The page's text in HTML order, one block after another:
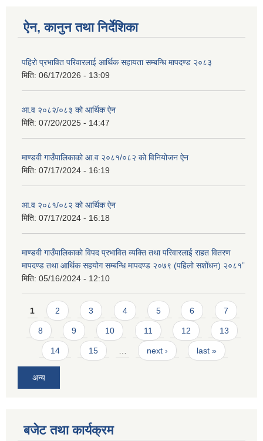
ऐन, कानुन तथा निर्देशिका
पहिरो प्रभावित परिवारलाई आर्थिक सहायता सम्बन्धि मापदण्ड २०८३
मिति: 06/17/2026 - 13:09
आ.व २०८२/०८३ को आर्थिक ऐन
मिति: 07/20/2025 - 14:47
माण्डवी गाउँपालिकाको आ.व २०८१/०८२ को विनियोजन ऐन
मिति: 07/17/2024 - 16:19
आ.व २०८१/०८२ को आर्थिक ऐन
मिति: 07/17/2024 - 16:18
माण्डवी गाउँपालिकाको विपद प्रभावित व्यक्ति तथा परिवारलाई राहत वितरण
मापदण्ड तथा आर्थिक सहयोग सम्बन्धि मापदण्ड २०७९ (पहिलो सशोंधन) २०८१”
मिति: 05/16/2024 - 12:10
Pages
1 2 3 4 5 6 7
8 9 10 11 12 13
14 15 next › last »
अन्य
बजेट तथा कार्यक्रम